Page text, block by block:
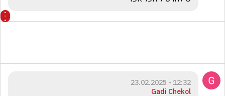
12:32 - 23.02.2025
Gadi Chekol